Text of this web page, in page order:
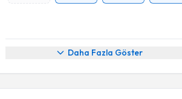
Daha Fazla Göster